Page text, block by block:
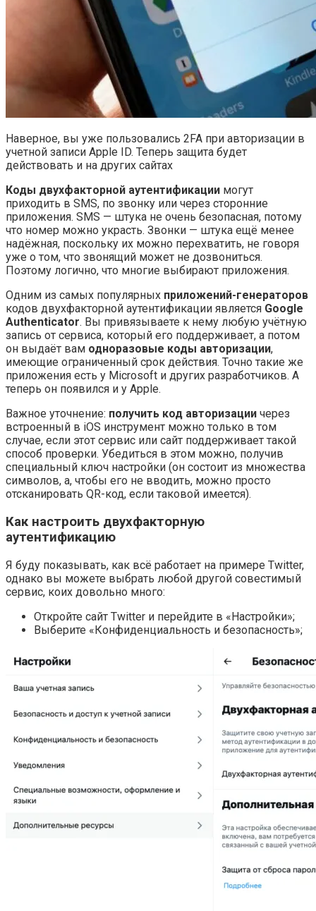
Наверное, вы уже пользовались 2FA при авторизации в
учетной записи Apple ID. Теперь защита будет
действовать и на других сайтах
Коды двухфакторной аутентификации могут
приходить в SMS, по звонку или через сторонние
приложения. SMS — штука не очень безопасная, потому
что номер можно украсть. Звонки — штука ещё менее
надёжная, поскольку их можно перехватить, не говоря
уже о том, что звонящий может не дозвониться.
Поэтому логично, что многие выбирают приложения.
Одним из самых популярных приложений-генераторов
кодов двухфакторной аутентификации является Google
Authenticator. Вы привязываете к нему любую учётную
запись от сервиса, который его поддерживает, а потом
он выдаёт вам одноразовые коды авторизации,
имеющие ограниченный срок действия. Точно такие же
приложения есть у Microsoft и других разработчиков. А
теперь он появился и у Apple.
Важное уточнение: получить код авторизации через
встроенный в iOS инструмент можно только в том
случае, если этот сервис или сайт поддерживает такой
способ проверки. Убедиться в этом можно, получив
специальный ключ настройки (он состоит из множества
символов, а, чтобы его не вводить, можно просто
отсканировать QR-код, если таковой имеется).
Как настроить двухфакторную
аутентификацию
Я буду показывать, как всё работает на примере Twitter,
однако вы можете выбрать любой другой совестимый
сервис, коих довольно много:
Откройте сайт Twitter и перейдите в «Настройки»;
Выберите «Конфиденциальность и безопасность»;